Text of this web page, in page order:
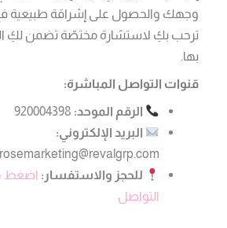
وجهك والحصول على إشراقة طبيعية
ترحب بكِ لاستشارة مختصّة تضمن لكِ
بها.
قنوات التواصل المباشرة:
الرقم الموحد:
البريد الإلكتروني:
rosemarketing@revalgrp.com
للحجز والاستفسار: اضغط
التواصل